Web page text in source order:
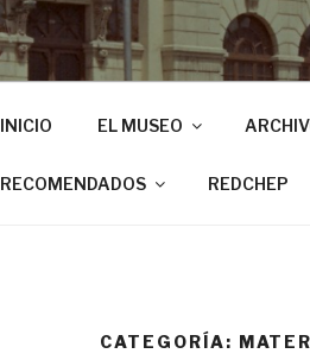
INICIO EL MUSEO
RECOMENDADOS REDCHEP
CATEGORÍA: